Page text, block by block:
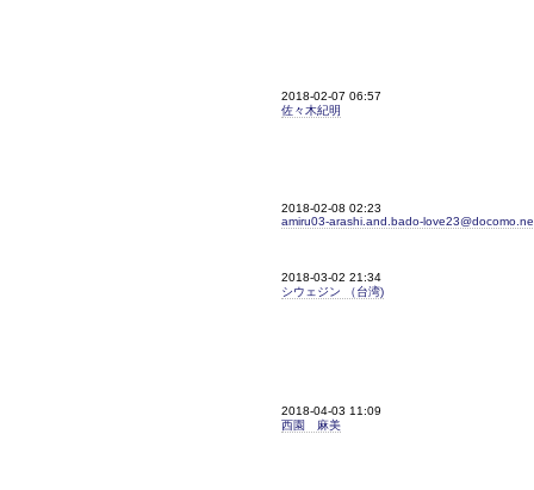
2018-02-07 06:57
佐々木紀明
2018-02-08 02:23
amiru03-arashi.and.bado-
2018-03-02 21:34
シウェジン （台湾)
2018-04-03 11:09
西園 麻美